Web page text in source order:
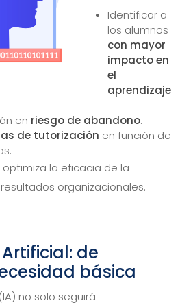
Identificar a
los alumnos
con mayor
impacto en
el
aprendizaje
en riesgo de abandono.
de tutorización en función de
la eficacia de la
organizacionales.
de
básica
no solo seguirá